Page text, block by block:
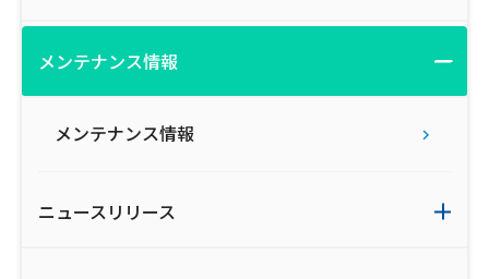
メンテナンス情報
メンテナンス情報
ニュースリリース